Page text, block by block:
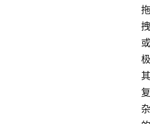
拖
拽
或
极
其
复
杂